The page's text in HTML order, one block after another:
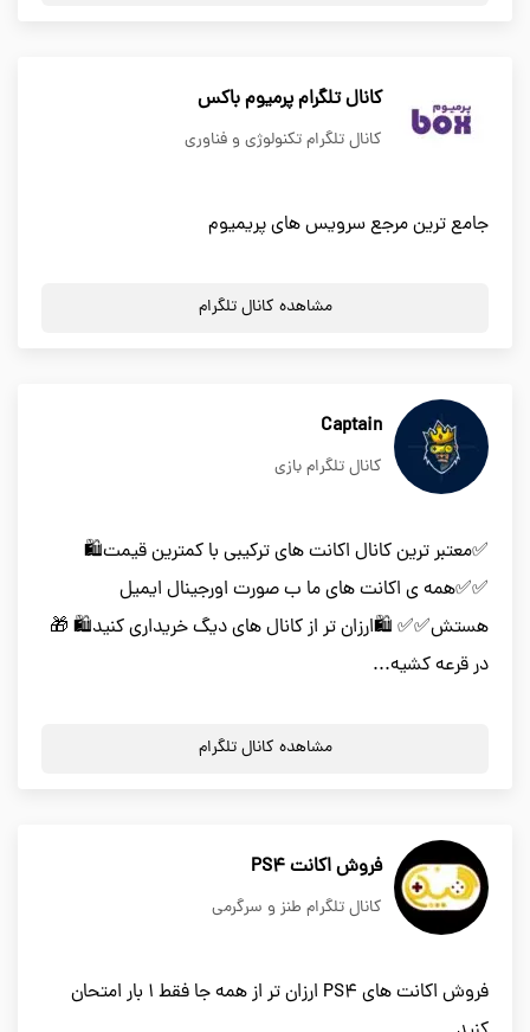
کانال تلگرام پرمیوم باکس
کانال تلگرام تکنولوژی و فناوری
جامع ترین مرجع سرویس های پریمیوم
مشاهده کانال تلگرام
Captain
کانال تلگرام بازی
✅معتبر ترین کانال اکانت های ترکیبی با کمترین قیمت🛍️
✅✅همه ی اکانت های ما ب صورت اورجینال ایمیل
هستش✅✅ 🛍️ارزان تر از کانال های دیگ خریداری کنید🛍️ 🎁
در قرعه کشیه...
مشاهده کانال تلگرام
فروش اکانت PS4
کانال تلگرام طنز و سرگرمی
فروش اکانت های PS4 ارزان تر از همه جا فقط 1 بار امتحان